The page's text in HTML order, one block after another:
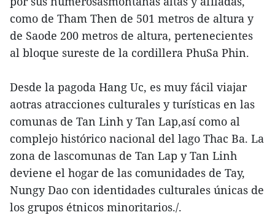
como de Tham Then de 501 metros de altura y
de Saode 200 metros de altura, pertenecientes
al bloque sureste de la cordillera PhuSa Phin.
Desde la pagoda Hang Uc, es muy fácil viajar
aotras atracciones culturales y turísticas en las
comunas de Tan Linh y Tan Lap,así como al
complejo histórico nacional del lago Thac Ba. La
zona de lascomunas de Tan Lap y Tan Linh
deviene el hogar de las comunidades de Tay,
Nungy Dao con identidades culturales únicas de
los grupos étnicos minoritarios./.